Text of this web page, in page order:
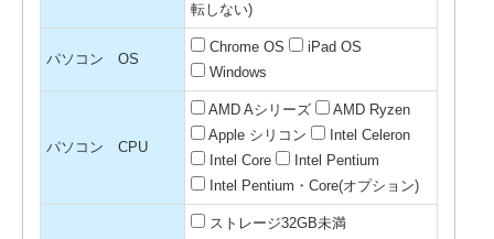
転しない)
パソコン OS
Chrome OS
iPad OS
Windows
パソコン CPU
AMD Aシリーズ
AMD Ryzen
Apple シリコン
Intel Celeron
Intel Core
Intel Pentium
Intel Pentium・Core(オプション)
ストレージ32GB未満